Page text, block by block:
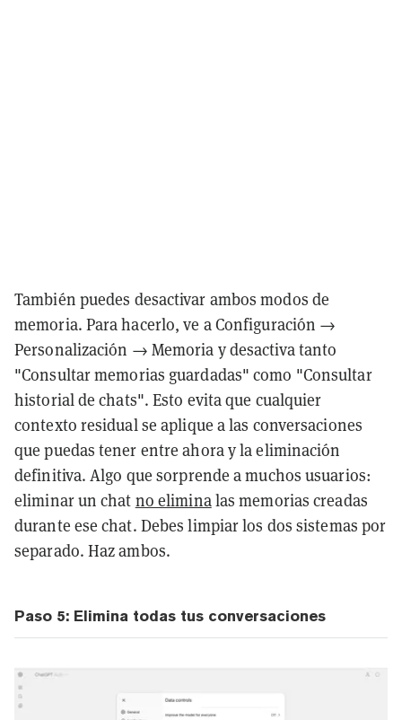
También puedes desactivar ambos modos de
memoria. Para hacerlo, ve a Configuración →
Personalización → Memoria y desactiva tanto
"Consultar memorias guardadas" como "Consultar
historial de chats". Esto evita que cualquier
contexto residual se aplique a las conversaciones
que puedas tener entre ahora y la eliminación
definitiva. Algo que sorprende a muchos usuarios:
eliminar un chat no eliminalas memorias creadas
durante ese chat. Debes limpiar los dos sistemas por
separado. Haz ambos.
Paso 5: Elimina todas tus conversaciones